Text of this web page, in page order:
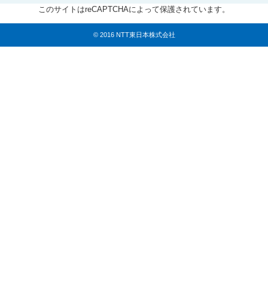
このサイトはreCAPTCHAによって保護されています。
© 2016 NTT東日本株式会社